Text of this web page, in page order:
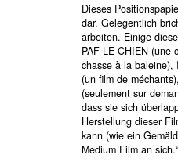
Dieses
dar. Gelegentlich
arbeiten. Einige
PAF LE CHIEN (une
chasse à la baleine),
(un film de
(seulement sur
dass sie sich
Herstellung dieser
kann (wie ein
Medium Film an sich.“